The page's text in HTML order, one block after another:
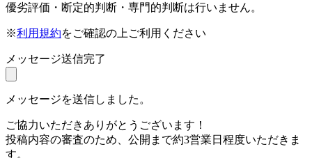
優劣評価・断定的判断・専門的判断は行いません。
※利用規約をご確認の上ご利用ください
メッセージ送信完了
メッセージを送信しました。
ご協力いただきありがとうございます！
投稿内容の審査のため、公開まで約3営業日程度いただきま
す。